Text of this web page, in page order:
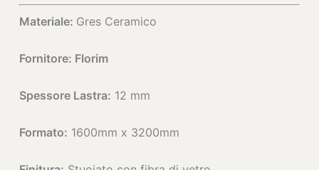
Materiale: Gres Ceramico
Fornitore: Florim
Spessore Lastra: 12 mm
Formato: 1600mm x 3200mm